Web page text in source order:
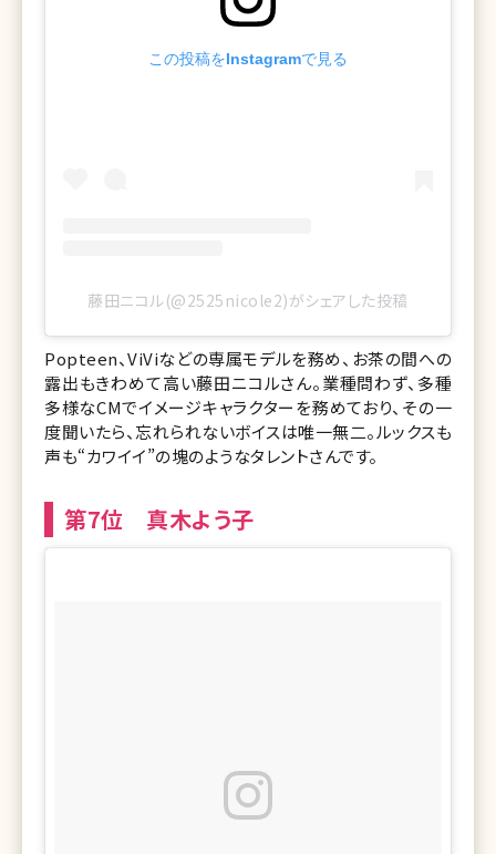
この投稿をInstagramで見る
藤田ニコル(@2525nicole2)がシェアした投稿
Popteen、ViViなどの専属モデルを務め、お茶の間への
露出もきわめて高い藤田ニコルさん。業種問わず、多種
多様なCMでイメージキャラクターを務めており、その一
度聞いたら、忘れられないボイスは唯一無二。ルックスも
声も“カワイイ”の塊のようなタレントさんです。
第7位 真木よう子